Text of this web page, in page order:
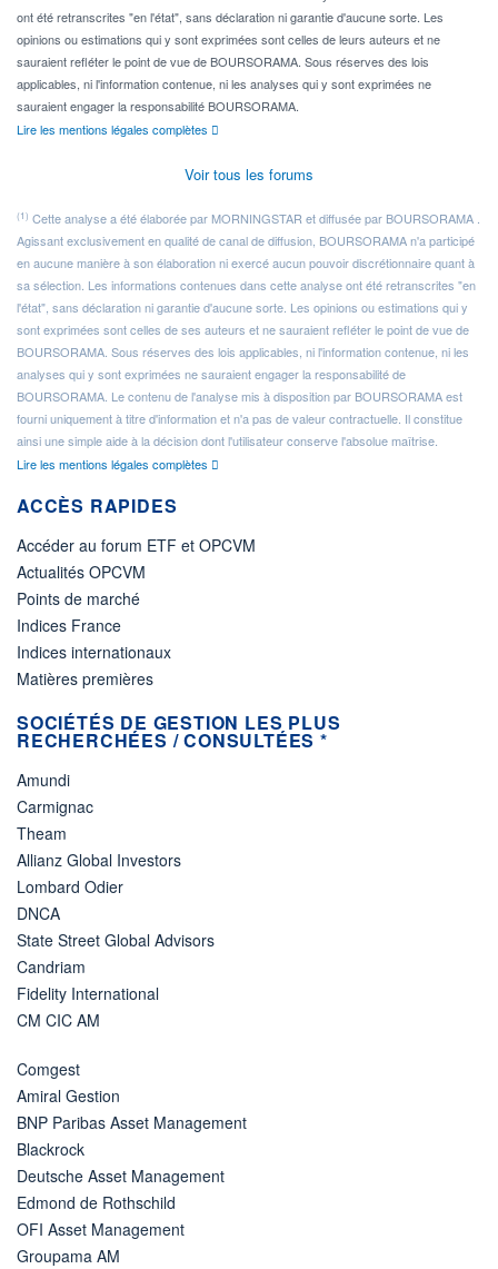
ont été retranscrites "en l'état", sans déclaration ni garantie d'aucune sorte. Les
opinions ou estimations qui y sont exprimées sont celles de leurs auteurs et ne
sauraient refléter le point de vue de BOURSORAMA. Sous réserves des lois
applicables, ni l'information contenue, ni les analyses qui y sont exprimées ne
sauraient engager la responsabilité BOURSORAMA.
Lire les mentions légales complètes
Voir tous les forums
(1) Cette analyse a été élaborée par MORNINGSTAR et diffusée par BOURSORAMA .
Agissant exclusivement en qualité de canal de diffusion, BOURSORAMA n'a participé
en aucune manière à son élaboration ni exercé aucun pouvoir discrétionnaire quant à
sa sélection. Les informations contenues dans cette analyse ont été retranscrites "en
l'état", sans déclaration ni garantie d'aucune sorte. Les opinions ou estimations qui y
sont exprimées sont celles de ses auteurs et ne sauraient refléter le point de vue de
BOURSORAMA. Sous réserves des lois applicables, ni l'information contenue, ni les
analyses qui y sont exprimées ne sauraient engager la responsabilité de
BOURSORAMA. Le contenu de l'analyse mis à disposition par BOURSORAMA est
fourni uniquement à titre d'information et n'a pas de valeur contractuelle. Il constitue
ainsi une simple aide à la décision dont l'utilisateur conserve l'absolue maîtrise.
Lire les mentions légales complètes
ACCÈS RAPIDES
Accéder au forum ETF et OPCVM
Actualités OPCVM
Points de marché
Indices France
Indices internationaux
Matières premières
SOCIÉTÉS DE GESTION LES PLUS
RECHERCHÉES / CONSULTÉES *
Amundi
Carmignac
Theam
Allianz Global Investors
Lombard Odier
DNCA
State Street Global Advisors
Candriam
Fidelity International
CM CIC AM
Comgest
Amiral Gestion
BNP Paribas Asset Management
Blackrock
Deutsche Asset Management
Edmond de Rothschild
OFI Asset Management
Groupama AM